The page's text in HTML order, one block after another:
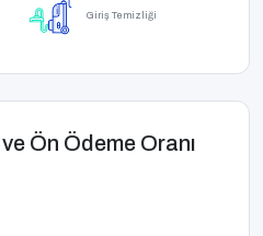
Giriş Temizliği
Ön Ödeme Oranı